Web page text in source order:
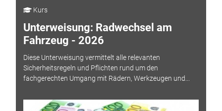
Kurs
Unterweisung: Radwechsel am
Fahrzeug - 2026
Diese Unterweisung vermittelt alle relevanten
Sicherheitsregeln und Pflichten rund um den
fachgerechten Umgang mit Rädern, Werkzeugen und...